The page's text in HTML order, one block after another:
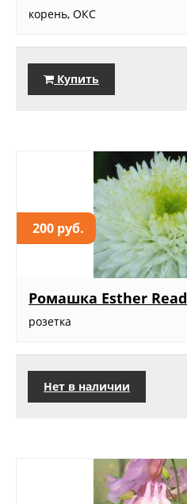
корень, ОКС
Купить
200 руб.
Ромашка Esther Read
розетка
Нет в наличии